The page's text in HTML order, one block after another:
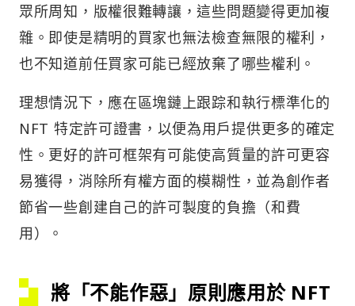
眾所周知，版權很難轉讓，這些問題變得更加複
雜。即使是精明的買家也無法檢查無限的權利，
也不知道前任買家可能已經放棄了哪些權利。
理想情況下，應在區塊鏈上跟踪和執行標準化的
NFT 特定許可證書，以便為用戶提供更多的確定
性。更好的許可框架有可能使高質量的許可更容
易獲得，消除所有權方面的模糊性，並為創作者
節省一些創建自己的許可製度的負擔（和費
用）。
將「不能作惡」原則應用於 NFT